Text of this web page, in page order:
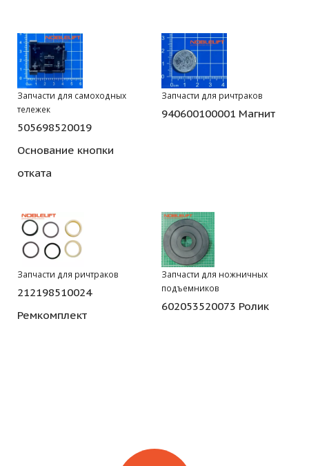
Запчасти для самоходных
тележек
505698520019
Основание кнопки
отката
Запчасти для ричтраков
940600100001 Магнит
Запчасти для ричтраков
212198510024
Ремкомплект
Запчасти для ножничных
подъемников
602053520073 Ролик